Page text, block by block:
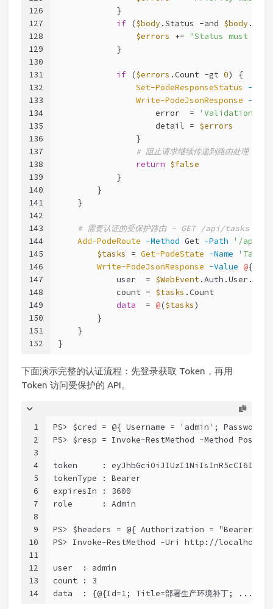
126
127
128
129
130
131
132
133
134
135
136
137
138
139
140
141
142
143
144
145
146
147
148
149
150
151
152
            }
if ($body .Status -and $body
$errors += "Status must be
            }
if ($errors .Count -gt 0) {
Set-PodeResponseStatus
-Code
Write-PodeJsonResponse -
                    error  =
'Validation
                    detail =
$errors
                }
# 阻止请求继续传递到路由处理
return $false
            }
        }
    }
# 需要认证的受保护路由 - GET /api/tasks
Add-PodeRoute -Method Get -Path
'/api/
$tasks = Get-PodeState -Name
'Tasks'
Write-PodeJsonResponse -Value @{
            user  =
$WebEvent.Auth.User.Name
            count =
$tasks .Count
data
  =
@($tasks)
        }
    }
}
下面演示完整的认证流程：先登录获取 Token，再用
Token 访问受保护的 API。
1
2
3
4
5
6
7
8
9
10
11
12
13
14
PS> $cred = @{ Username = 'admin';
PS> $resp = Invoke-RestMethod -Method
token     :
tokenType : Bearer
expiresIn : 3600
role      : Admin
PS> $headers = @{ Authorization = "Bearer
PS> Invoke-RestMethod -Uri http://
user  : admin
count : 3
data  : {@{Id=1; Title=部署生产环境补丁; ...},